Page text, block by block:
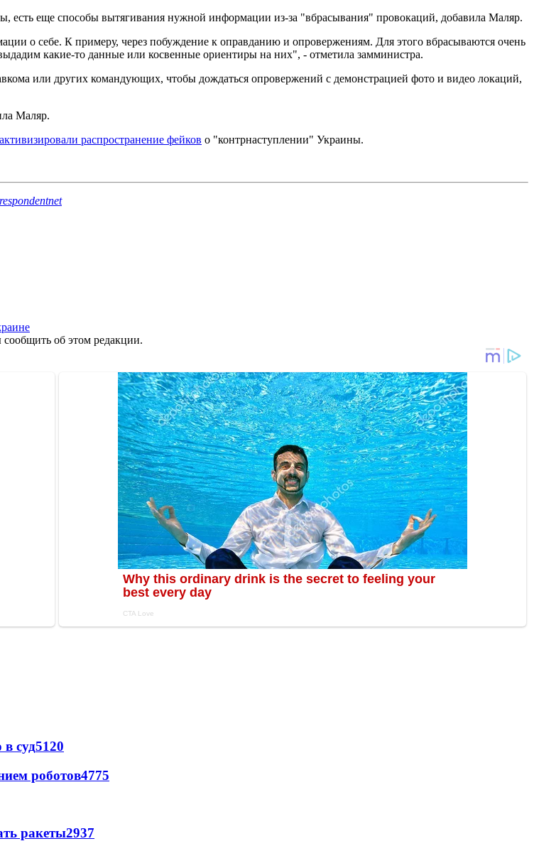
есть еще способы вытягивания нужной информации из-за "вбрасывания" провокаций, добавила Маляр.
о себе. К примеру, через побуждение к оправданию и опровержениям. Для этого вбрасываются очень
какие-то данные или косвенные ориентиры на них", - отметила замминистра.
или других командующих, чтобы дождаться опровержений с демонстрацией фото и видео локаций,
Маляр.
распространение фейков о "контрнаступлении" Украины.
об этом редакции.
суд5120
роботов4775
ракеты2937